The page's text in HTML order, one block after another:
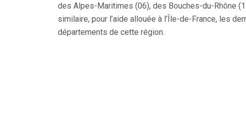
des Alpes-Maritimes (06), des Bouches-du-Rhône
similaire, pour l’aide allouée à l’Île-de-France, les
départements de cette région.